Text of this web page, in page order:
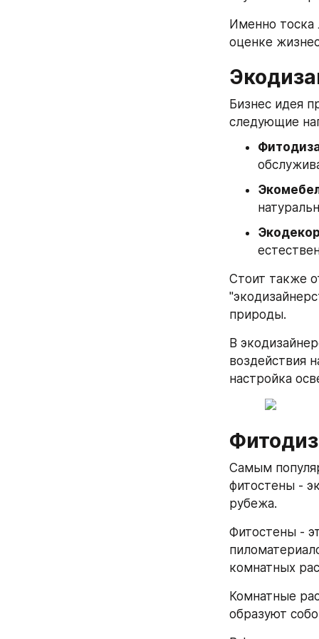
Именно
оценке
Бизнес идея
следующие
Стоит также
природы.
В
воздействия
настройка
Самым
фитостены -
рубежа.
Фитостены -
комнатных
Комнатные
образуют